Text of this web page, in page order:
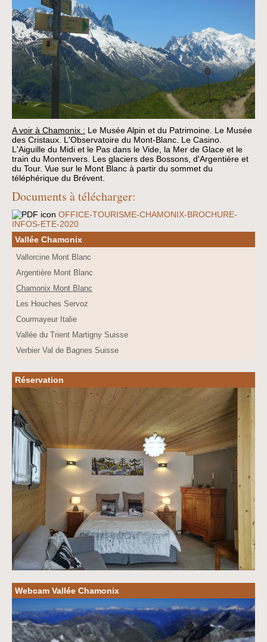
A voir à Chamonix : Le Musée Alpin et du Patrimoine. Le Musée
des Cristaux. L'Observatoire du Mont-Blanc. Le Casino.
L'Aiguille du Midi et le Pas dans le Vide, la Mer de Glace et le
train du Montenvers. Les glaciers des Bossons, d'Argentière et
du Tour. Vue sur le Mont Blanc à partir du sommet du
téléphérique du Brévent.
Documents à télécharger:
OFFICE-TOURISME-CHAMONIX-BROCHURE-
INFOS-ETE-2020
Vallée Chamonix
Vallorcine Mont Blanc
Argentière Mont Blanc
Chamonix Mont Blanc
Les Houches Servoz
Courmayeur Italie
Vallée du Trient Martigny Suisse
Verbier Val de Bagnes Suisse
Réservation
Webcam Vallée Chamonix